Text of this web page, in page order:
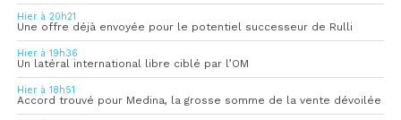
Hier à 20h21
Une offre déjà envoyée pour le potentiel successeur de Rulli
Hier à 19h36
Un latéral international libre ciblé par l’OM
Hier à 18h51
Accord trouvé pour Medina, la grosse somme de la vente dévoilée